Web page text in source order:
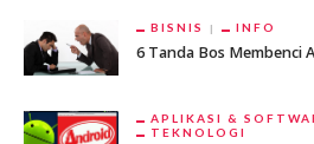
BISNIS INFO
6 Tanda Bos Membenci
APLIKASI &
TEKNOLOGI